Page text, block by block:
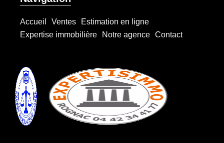
Accueil Ventes
Estimation en ligne
Expertise immobilière
Notre agence Contact